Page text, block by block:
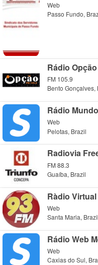
Web
Passo Fundo,
Rádio
FM 105.9
Bento Gonçalves,
Rádio
Web
Pelotas, Brazil
Radiovia
FM 88.3
Guaíba, Brazil
Ràdio
Web
Santa Maria, Brazil
Rádio Web
Web
Caxias do Sul,